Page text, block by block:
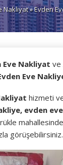
Nakliyat» Evden
Eve Nakliyat ve
Eve
hizmeti
evden
görüşebilirsiniz.